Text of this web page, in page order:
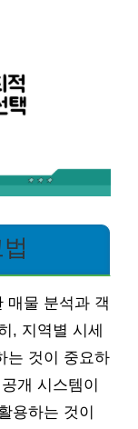
매물 분석과 객
, 지역별 시세
는 것이 중요하
개 시스템이
용하는 것이